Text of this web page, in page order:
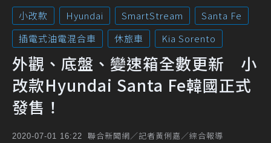
小改款 Hyundai SmartStream
Santa Fe
插電式油電混合車
休旅車 Kia Sorento
外觀、底盤、變速箱全數更新 小
改款Hyundai Santa Fe韓國正式
發售！
2020-07-01 16:22 聯合新聞網／記者黃俐嘉／綜合報導